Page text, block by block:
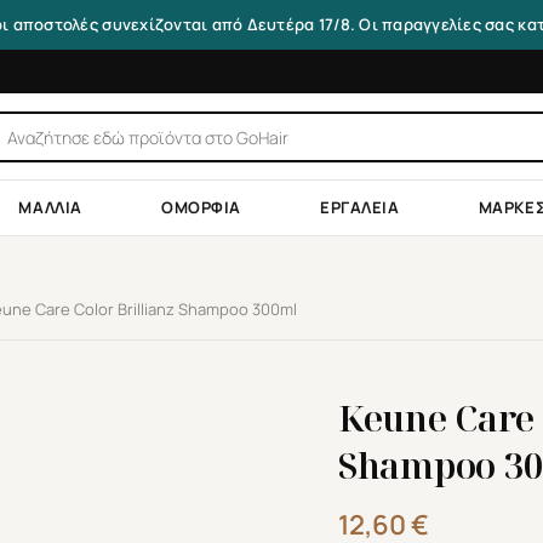
αποστολές συνεχίζονται από Δευτέρα 17/8. Οι παραγγελίες σας
ΜΑΛΛΙΆ ΟΜΟΡΦΙΆ ΕΡΓΑΛΕΊΑ
Care Color Brillianz Shampoo 300ml
Keune
Shampoo
12,60€